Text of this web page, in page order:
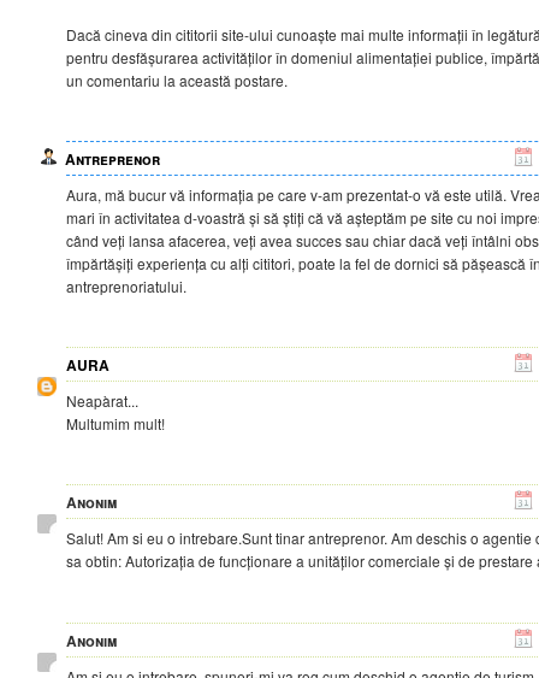
Dacă cineva din cititorii site-ului cunoaște mai multe informații în
pentru desfășurarea activităților în domeniul alimentației publice,
un comentariu la această postare.
Antreprenor
Aura, mă bucur vă informația pe care v-am prezentat-o vă este utilă.
mari în activitatea d-voastră și să știți că vă așteptăm pe site cu noi
când veți lansa afacerea, veți avea succes sau chiar dacă veți întâlni
împărtășiți experiența cu alți cititori, poate la fel de dornici să pășească
antreprenoriatului.
AURA
Neapàrat...
Multumim mult!
Anonim
Salut! Am si eu o intrebare.Sunt tinar antreprenor. Am deschis o agentie
sa obtin: Autorizația de funcționare a unităților comerciale și de
Anonim